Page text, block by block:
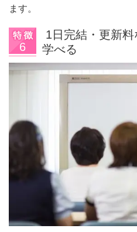
ます。
1日完結・更新
学べる